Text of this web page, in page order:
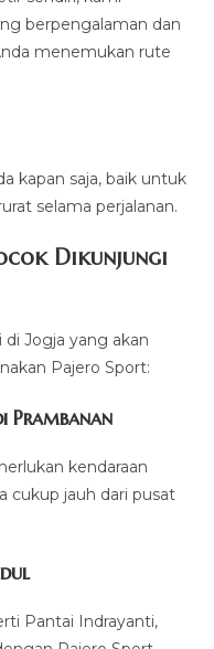
berpengalaman dan
menemukan rute
kapan saja, baik untuk
selama perjalanan.
Dikunjungi
di Jogja yang akan
Pajero Sport:
Prambanan
kendaraan
cukup jauh dari pusat
Pantai Indrayanti,